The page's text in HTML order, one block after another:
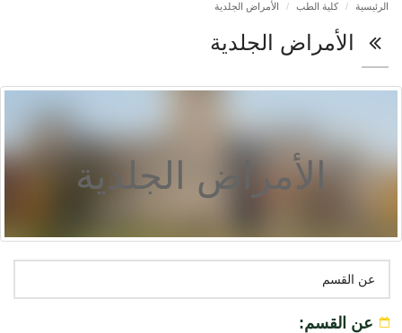
الرئيسية كلية الطب الأمراض الجلدية
الأمراض الجلدية
الأمراض الجلدية
عن القسم
عن القسم: